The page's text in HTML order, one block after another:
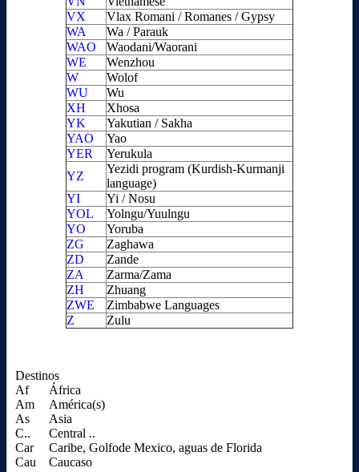
VX
Vlax Romani / Romanes / Gypsy
WA
Wa / Parauk
WAO
Waodani/Waorani
WE
Wenzhou
W
Wolof
WU
Wu
XH
Xhosa
YK
Yakutian / Sakha
YAO
Yao
YER
Yerukula
YZ
Yezidi program (Kurdish-Kurmanji
language)
YI
Yi / Nosu
YOL
Yolngu/Yuulngu
YO
Yoruba
ZG
Zaghawa
ZD
Zande
ZA
Zarma/Zama
ZH
Zhuang
ZWE
Zimbabwe Languages
Z
Zulu
Destinos
Af
África
Am
América(s)
As
Asia
C..
Central ..
Car
Caribe, Golfode Mexico, aguas de Florida
Cau
Caucaso